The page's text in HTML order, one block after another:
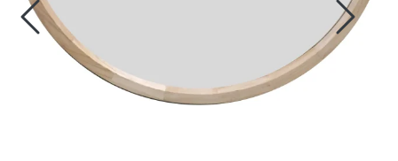
Speil
Trykk av bilder/skilt og innramming